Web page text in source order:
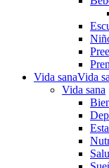
Vida sanaVida
Vida sana